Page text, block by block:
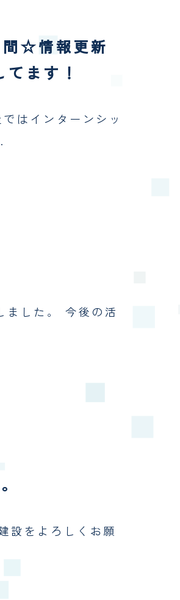
☆情報更新
ます！
はインターンシッ
した。 今後の活
設をよろしくお願